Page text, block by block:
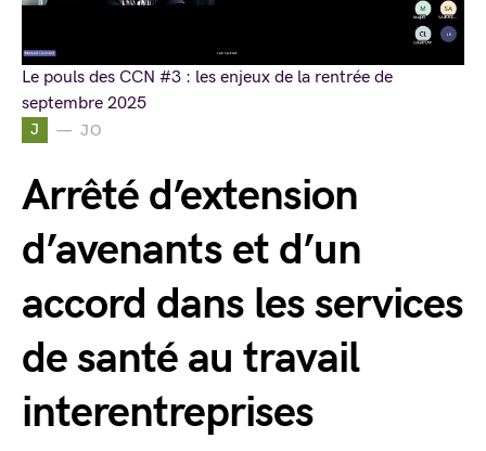
J JO
Arrêté d’extension
d’avenants et d’un
accord dans les services
de santé au travail
interentreprises
Le pouls des CCN #3 : les enjeux de la rentrée de
septembre 2025